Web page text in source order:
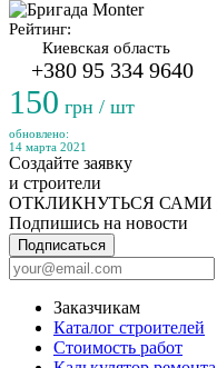
Рейтинг:
Киевская область
+380 95 334 9640
150 грн / шт
обновлено:
14 марта 2021
Создайте заявку
и строители
ОТКЛИКНУТЬСЯ САМИ
Подпишись на новости
Подписаться
Заказчикам
Каталог строителей
Стоимость работ